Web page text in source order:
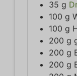
35 g
100 g
100 g
200 g
200 g
200 g